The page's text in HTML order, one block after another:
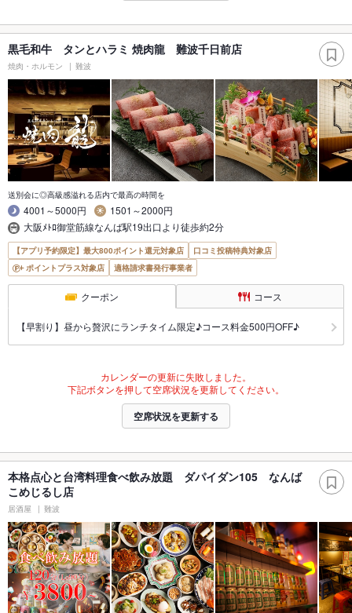
黒毛和牛 タンとハラミ 焼肉龍 難波千日前店
焼肉・ホルモン 難波
送別会に◎高級感溢れる店内で最高の時間を
4001～5000円
1501～2000円
大阪ﾒﾄﾛ御堂筋線なんば駅19出口より徒歩約2分
【アプリ予約限定】最大800ポイント還元対象店
口コミ投稿特典対象店
ポイントプラス対象店
適格請求書発行事業者
クーポン コース
【早割り】昼から贅沢にランチタイム限定♪コース料金500円OFF♪
カレンダーの更新に失敗しました。
下記ボタンを押して空席状況を更新してください。
空席状況を更新する
本格点心と台湾料理食べ飲み放題 ダパイダン105 なんば
こめじるし店
居酒屋 難波